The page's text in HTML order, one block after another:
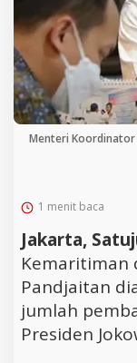
Menteri Koordinator
1 menit baca
Jakarta,
Kemaritiman
Pandjaitan
jumlah
Presiden